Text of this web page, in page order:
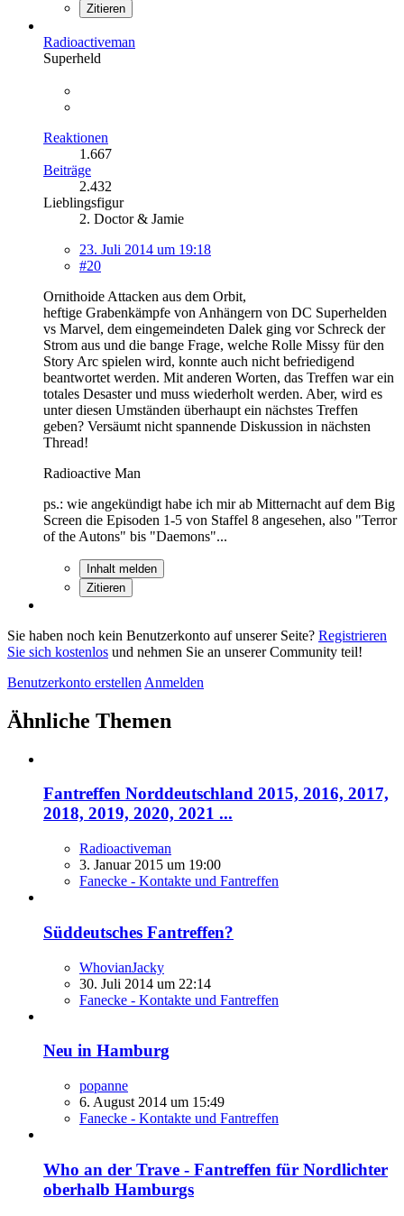
Zitieren
Radioactiveman
Superheld
Reaktionen
1.667
Beiträge
2.432
Lieblingsfigur
2. Doctor & Jamie
23. Juli 2014 um 19:18
#20
Ornithoide Attacken aus dem Orbit,
heftige Grabenkämpfe von Anhängern von DC Superhelden
vs Marvel, dem eingemeindeten Dalek ging vor Schreck der
Strom aus und die bange Frage, welche Rolle Missy für den
Story Arc spielen wird, konnte auch nicht befriedigend
beantwortet werden. Mit anderen Worten, das Treffen war ein
totales Desaster und muss wiederholt werden. Aber, wird es
unter diesen Umständen überhaupt ein nächstes Treffen
geben? Versäumt nicht spannende Diskussion in nächsten
Thread!
Radioactive Man
ps.: wie angekündigt habe ich mir ab Mitternacht auf dem Big
Screen die Episoden 1-5 von Staffel 8 angesehen, also "Terror
of the Autons" bis "Daemons"...
Inhalt melden
Zitieren
Sie haben noch kein Benutzerkonto auf unserer Seite? Registrieren
Sie sich kostenlos und nehmen Sie an unserer Community teil!
Benutzerkonto erstellen Anmelden
Ähnliche Themen
Fantreffen Norddeutschland 2015, 2016, 2017,
2018, 2019, 2020, 2021 ...
Radioactiveman
3. Januar 2015 um 19:00
Fanecke - Kontakte und Fantreffen
Süddeutsches Fantreffen?
WhovianJacky
30. Juli 2014 um 22:14
Fanecke - Kontakte und Fantreffen
Neu in Hamburg
popanne
6. August 2014 um 15:49
Fanecke - Kontakte und Fantreffen
Who an der Trave - Fantreffen für Nordlichter
oberhalb Hamburgs